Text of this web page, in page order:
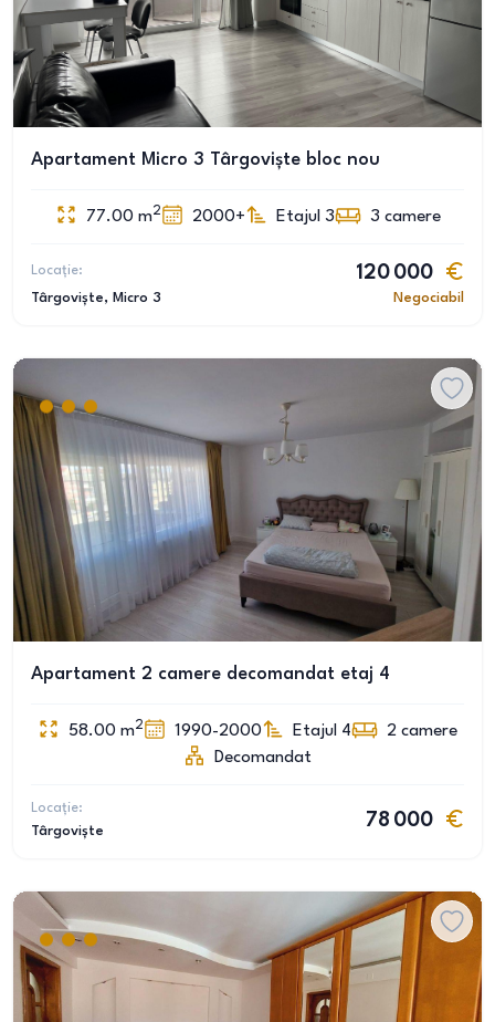
Apartament Micro 3 Târgoviște bloc nou
77.00 m2 2000+ Etajul 3 3 camere
Locație:
Târgoviște, Micro 3
120 000
Negociabil
Apartament 2 camere decomandat etaj 4
58.00 m2 1990-2000 Etajul 4 2 camere
Decomandat
Locație:
Târgoviște
78 000